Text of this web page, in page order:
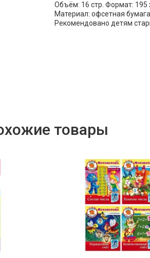
Объём: 16 стр. Формат: 195
Материал: офсетная бумага.
Рекомендовано детям
товары